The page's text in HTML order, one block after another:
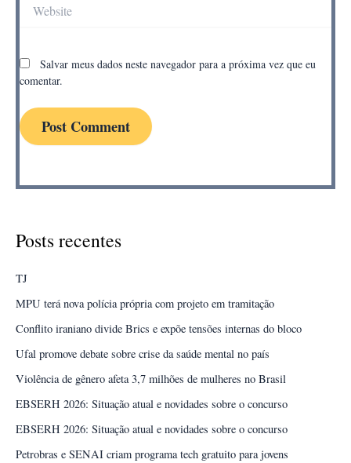
Salvar meus dados neste navegador para a próxima vez que eu
comentar.
Posts recentes
TJ
MPU terá nova polícia própria com projeto em tramitação
Conflito iraniano divide Brics e expõe tensões internas do bloco
Ufal promove debate sobre crise da saúde mental no país
Violência de gênero afeta 3,7 milhões de mulheres no Brasil
EBSERH 2026: Situação atual e novidades sobre o concurso
EBSERH 2026: Situação atual e novidades sobre o concurso
Petrobras e SENAI criam programa tech gratuito para jovens